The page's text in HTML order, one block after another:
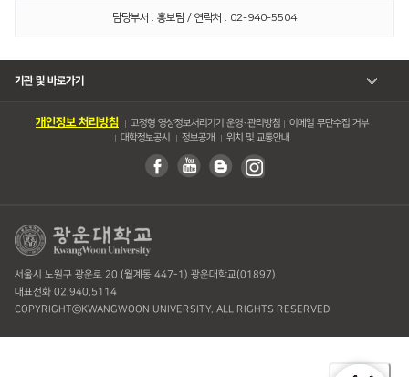
담당부서 : 홍보팀 / 연락처 : 02-940-5504
기관 및 바로가기
개인정보 처리방침 고정형 영상정보처리기기 운영・관리방침
이메일 무단수집 거부
대학정보공시
정보공개 위치 및 교통안내
서울시 노원구 광운로 20 (월계동 447-1) 광운대학교(01897)
대표전화 02.940.5114
COPYRIGHTⓒKWANGWOON UNIVERSITY. ALL RIGHTS RESERVED